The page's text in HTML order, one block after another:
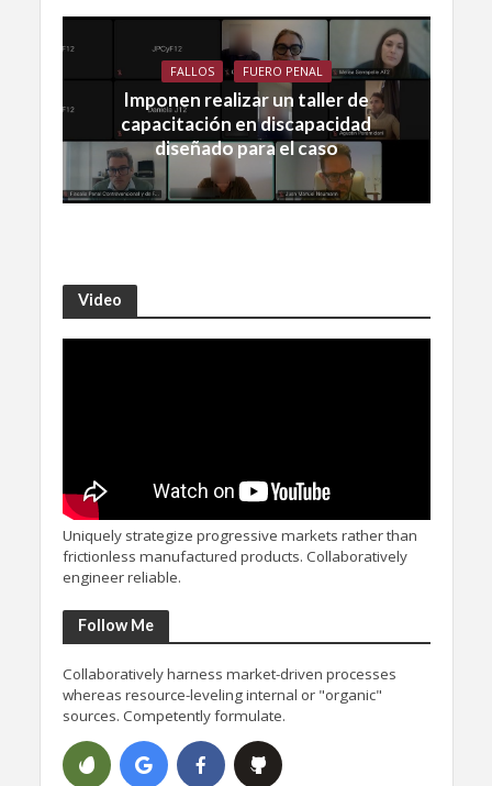
FALLOS FUERO PENAL
Imponen realizar un taller de
capacitación en discapacidad
diseñado para el caso
Video
Uniquely strategize progressive markets rather than
frictionless manufactured products. Collaboratively
engineer reliable.
Follow Me
Collaboratively harness market-driven processes
whereas resource-leveling internal or "organic"
sources. Competently formulate.